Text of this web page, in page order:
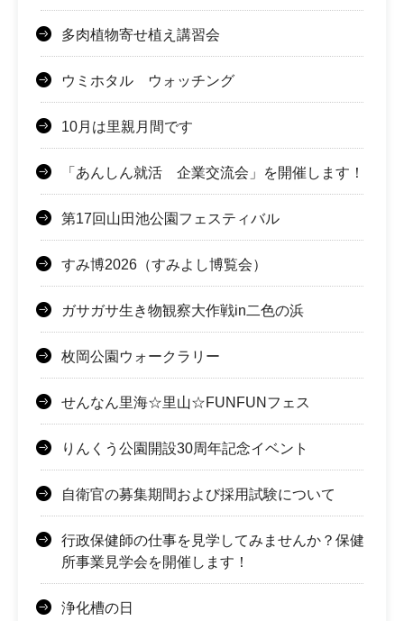
多肉植物寄せ植え講習会
ウミホタル ウォッチング
10月は里親月間です
「あんしん就活 企業交流会」を開催します！
第17回山田池公園フェスティバル
すみ博2026（すみよし博覧会）
ガサガサ生き物観察大作戦in二色の浜
枚岡公園ウォークラリー
せんなん里海☆里山☆FUNFUNフェス
りんくう公園開設30周年記念イベント
自衛官の募集期間および採用試験について
行政保健師の仕事を見学してみませんか？保健
所事業見学会を開催します！
浄化槽の日